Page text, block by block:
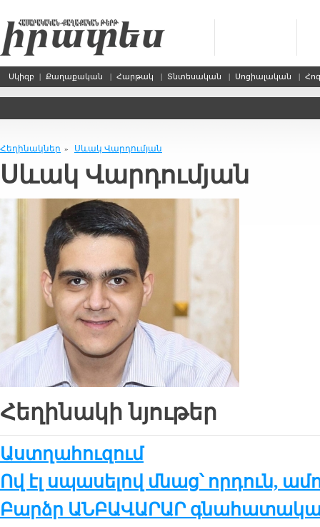
Սկիզբ | Քաղաքական | Հարթակ | Տնտեսական | Սոցիալական |
Հեղինակներ » Սևակ Վարդումյան
Սևակ Վարդումյան
Հեղինակի նյութեր
Աստղահուզում
Ով էլ սպասելով մնաց՝ որդուն,
Բարձր ԱՆԲԱՎԱՐԱՐ